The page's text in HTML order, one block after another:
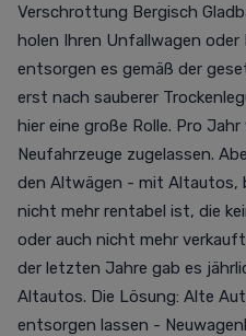
Verschrottung Bergisch
holen Ihren Unfallwagen
entsorgen es gemäß der
erst nach sauberer
hier eine große Rolle. Pro
Neufahrzeuge zugelassen.
den Altwägen - mit Altautos,
nicht mehr rentabel ist, die
oder auch nicht mehr
der letzten Jahre gab es
Altautos. Die Lösung: Alte
entsorgen lassen -